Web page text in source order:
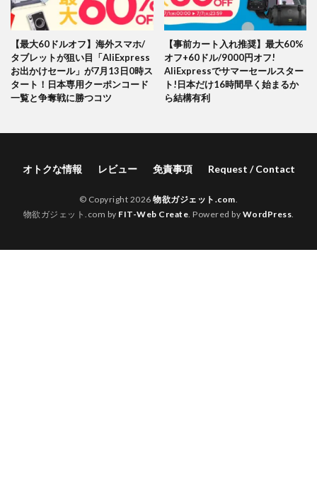
【最大60ドルオフ】海外スマホ/
タブレットが狙い目「AliExpress
お出かけセール」が7月13日0時ス
タート！日本専用クーポンコード
一覧と争奪戦に勝つコツ
【事前カート入れ推奨】最大60%
オフ+60ドル/9000円オフ!
AliExpressでサマーセールスター
ト!日本だけ16時間早く始まるか
ら結構有利
オトクな情報 レビュー 免責事項 Request / Contact
© Copyright 2026物欲ガジェット.com.
物欲ガジェット.com by FIT-Web Create. Powered by WordPress.